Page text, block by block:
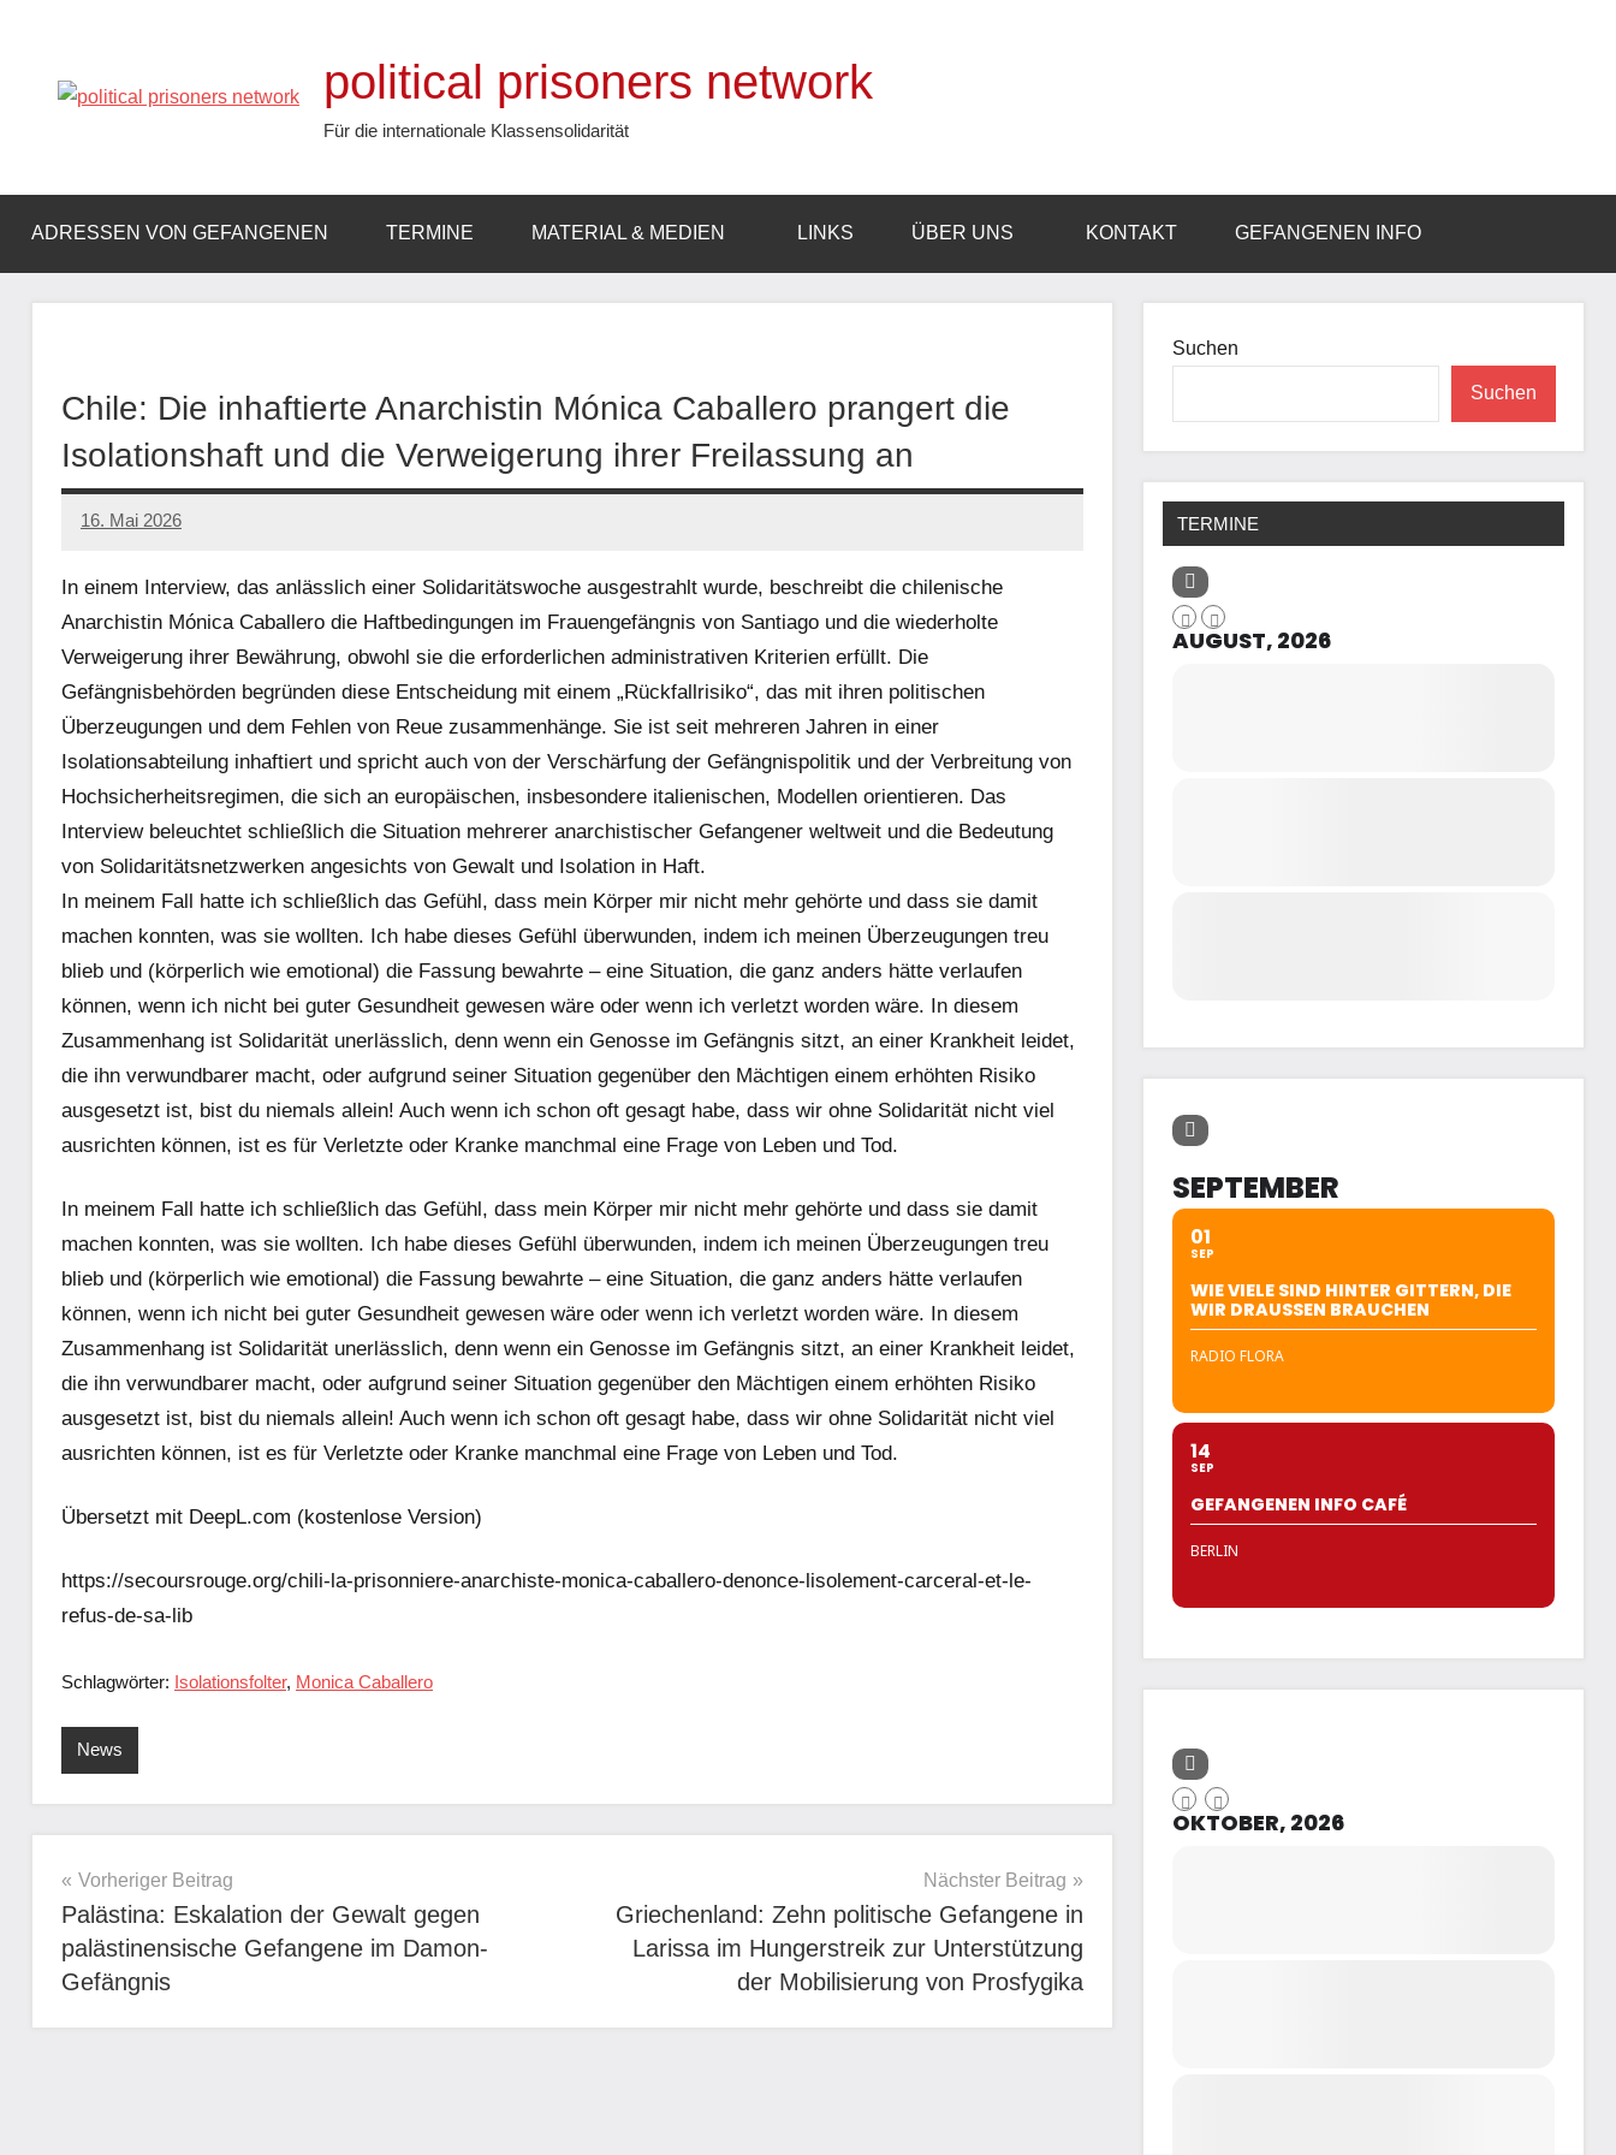
springen
political prisoners network
Für die internationale Klassensolidarität
ADRESSEN VON GEFANGENEN TERMINE MATERIAL & MEDIEN LINKS ÜBER UNS KONTAKT GEFANGENEN INFO
Chile: Die inhaftierte Anarchistin Mónica Caballero prangert die
Isolationshaft und die Verweigerung ihrer Freilassung an
16. Mai 2026
network
In einem Interview, das anlässlich einer Solidaritätswoche ausgestrahlt wurde, beschreibt die chilenische
Anarchistin Mónica Caballero die Haftbedingungen im Frauengefängnis von Santiago und die wiederholte
Verweigerung ihrer Bewährung, obwohl sie die erforderlichen administrativen Kriterien erfüllt. Die
Gefängnisbehörden begründen diese Entscheidung mit einem „Rückfallrisiko“, das mit ihren politischen
Überzeugungen und dem Fehlen von Reue zusammenhänge. Sie ist seit mehreren Jahren in einer
Isolationsabteilung inhaftiert und spricht auch von der Verschärfung der Gefängnispolitik und der Verbreitung von
Hochsicherheitsregimen, die sich an europäischen, insbesondere italienischen, Modellen orientieren. Das
Interview beleuchtet schließlich die Situation mehrerer anarchistischer Gefangener weltweit und die Bedeutung
von Solidaritätsnetzwerken angesichts von Gewalt und Isolation in Haft.
In meinem Fall hatte ich schließlich das Gefühl, dass mein Körper mir nicht mehr gehörte und dass sie damit
machen konnten, was sie wollten. Ich habe dieses Gefühl überwunden, indem ich meinen Überzeugungen treu
blieb und (körperlich wie emotional) die Fassung bewahrte – eine Situation, die ganz anders hätte verlaufen
können, wenn ich nicht bei guter Gesundheit gewesen wäre oder wenn ich verletzt worden wäre. In diesem
Zusammenhang ist Solidarität unerlässlich, denn wenn ein Genosse im Gefängnis sitzt, an einer Krankheit leidet,
die ihn verwundbarer macht, oder aufgrund seiner Situation gegenüber den Mächtigen einem erhöhten Risiko
ausgesetzt ist, bist du niemals allein! Auch wenn ich schon oft gesagt habe, dass wir ohne Solidarität nicht viel
ausrichten können, ist es für Verletzte oder Kranke manchmal eine Frage von Leben und Tod.
In meinem Fall hatte ich schließlich das Gefühl, dass mein Körper mir nicht mehr gehörte und dass sie damit
machen konnten, was sie wollten. Ich habe dieses Gefühl überwunden, indem ich meinen Überzeugungen treu
blieb und (körperlich wie emotional) die Fassung bewahrte – eine Situation, die ganz anders hätte verlaufen
können, wenn ich nicht bei guter Gesundheit gewesen wäre oder wenn ich verletzt worden wäre. In diesem
Zusammenhang ist Solidarität unerlässlich, denn wenn ein Genosse im Gefängnis sitzt, an einer Krankheit leidet,
die ihn verwundbarer macht, oder aufgrund seiner Situation gegenüber den Mächtigen einem erhöhten Risiko
ausgesetzt ist, bist du niemals allein! Auch wenn ich schon oft gesagt habe, dass wir ohne Solidarität nicht viel
ausrichten können, ist es für Verletzte oder Kranke manchmal eine Frage von Leben und Tod.
Übersetzt mit DeepL.com (kostenlose Version)
https://secoursrouge.org/chili-la-prisonniere-anarchiste-monica-caballero-denonce-lisolement-carceral-et-le-
refus-de-sa-lib
Schlagwörter: Isolationsfolter, Monica Caballero
News
Beitragsnavigation
Vorheriger Beitrag
Palästina: Eskalation der Gewalt gegen
palästinensische Gefangene im Damon-
Gefängnis
Nächster Beitrag
Griechenland: Zehn politische Gefangene in
Larissa im Hungerstreik zur Unterstützung
der Mobilisierung von Prosfygika
Suchen
Suchen
TERMINE
AUGUST, 2026
SEPTEMBER
01
SEP
WIE VIELE SIND HINTER GITTERN, DIE
WIR DRAUSSEN BRAUCHEN
RADIO FLORA
14
SEP
GEFANGENEN INFO CAFÉ
BERLIN
OKTOBER, 2026